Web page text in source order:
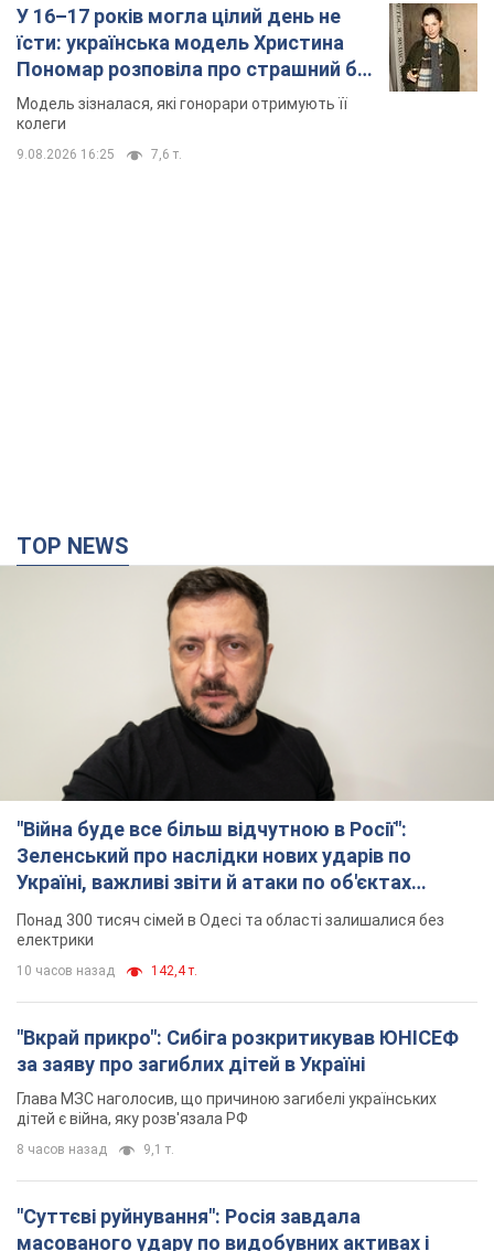
"Війна буде все більш відчутною в Росії":
Зеленський про наслідки нових ударів по
Україні, важливі звіти й атаки по об'єктах
Понад 300 тисяч сімей в Одесі та області залишалися без
142,4 т.
"Вкрай прикро": Сибіга розкритикував ЮНІСЕФ
за заяву про загиблих дітей в Україні
дітей є війна, яку розв'язала РФ
8 часов назад 9,1 т.
"Суттєві руйнування": Росія завдала
буровому майданчику "Укрнафти"
БПЛА
9 часов назад 7,6 т.